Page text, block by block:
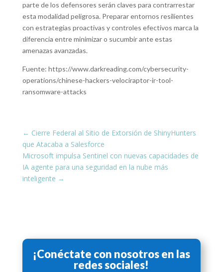
parte de los defensores serán claves para contrarrestar
esta modalidad peligrosa. Preparar entornos resilientes
con estrategias proactivas y controles efectivos marca la
diferencia entre minimizar o sucumbir ante estas
amenazas avanzadas.
Fuente: https://www.darkreading.com/cybersecurity-
operations/chinese-hackers-velociraptor-ir-tool-
ransomware-attacks
← Cierre Federal al Sitio de Extorsión de ShinyHunters
que Atacaba a Salesforce
Microsoft impulsa Sentinel con nuevas capacidades de
IA agente para una seguridad en la nube más
inteligente →
¡Conéctate con nosotros en las
redes sociales!